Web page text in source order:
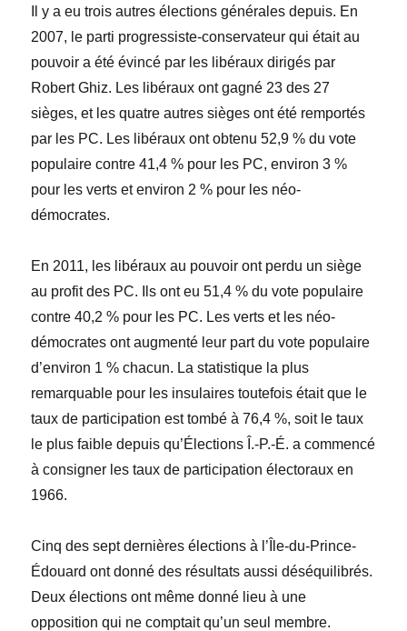
Il y a eu trois autres élections générales depuis. En
2007, le parti progressiste-conservateur qui était au
pouvoir a été évincé par les libéraux dirigés par
Robert Ghiz. Les libéraux ont gagné 23 des 27
sièges, et les quatre autres sièges ont été remportés
par les PC. Les libéraux ont obtenu 52,9 % du vote
populaire contre 41,4 % pour les PC, environ 3 %
pour les verts et environ 2 % pour les néo-
démocrates.
En 2011, les libéraux au pouvoir ont perdu un siège
au profit des PC. Ils ont eu 51,4 % du vote populaire
contre40,2 % pour les PC. Les verts et les néo-
démocrates ont augmenté leur part du vote populaire
d’environ 1 % chacun. La statistique la plus
remarquable pour les insulaires toutefoisétait que le
taux de participation est tombé à76,4 %, soit le taux
le plus faible depuis qu’Élections Î.-P.-É. a commencé
à consigner les taux de participation électoraux en
1966.
Cinq des sept dernières élections à l’ Île-du-Prince-
Édouard ont donné des résultats aussi déséquilibrés.
Deux élections ont même donné lieu à une
opposition qui ne comptait qu’un seul membre.